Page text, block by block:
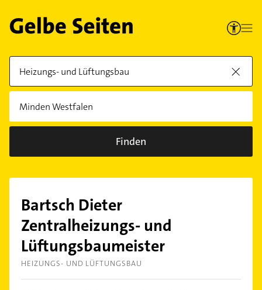
Finden
Bartsch Dieter
Zentralheizungs- und
Lüftungsbaumeister
HEIZUNGS- UND LÜFTUNGSBAU